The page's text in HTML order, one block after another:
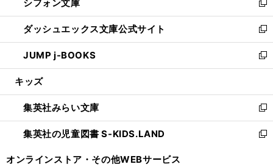
く
で
開
く
ィ
ン
ド
ウ
で
開
い
ウ
ィ
ン
ド
ウ
開
く
シフォン文庫
新
し
い
ウ
ィ
ン
ウ
で
開
く
ダッシュエックス文庫公式サイト
新
し
い
ウ
ン
ド
ウ
で
JUMP j-BOOKS
新
し
ウ
ィ
ン
ド
キッズ
集英社みらい文庫
新
し
い
集英社の児童図書 S-KIDS.LAND
新
オンラインストア・ その他WEBサービス